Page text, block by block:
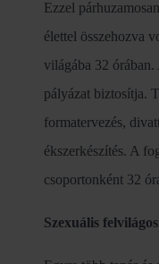
Ezzel
élettel összehozva
világába 32
pályázat biztosítja.
formatervezés,
ékszerkészítés. A
csoportonként 32
Szexuális